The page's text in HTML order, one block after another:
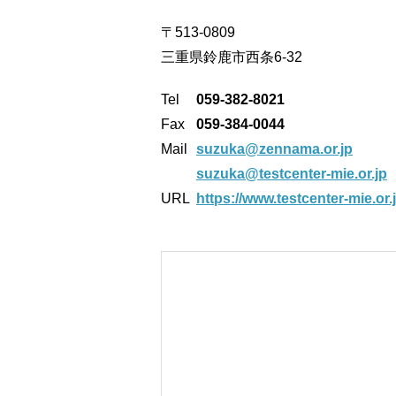
〒513-0809
三重県鈴鹿市西条6-32
Tel
059-382-8021
Fax
059-384-0044
Mail
suzuka@zennama.or.jp
suzuka@testcenter-mie.or.jp
URL
https://www.testcenter-